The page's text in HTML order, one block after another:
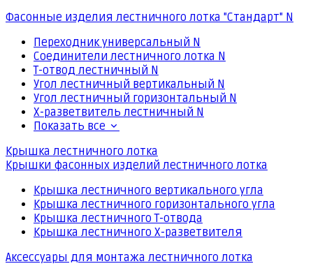
Фасонные изделия лестничного лотка "Стандарт" N
Переходник универсальный N
Соединители лестничного лотка N
Т-отвод лестничный N
Угол лестничный вертикальный N
Угол лестничный горизонтальный N
Х-разветвитель лестничный N
Показать все
Крышка лестничного лотка
Крышки фасонных изделий лестничного лотка
Крышка лестничного вертикального угла
Крышка лестничного горизонтального угла
Крышка лестничного Т-отвода
Крышка лестничного Х-разветвителя
Аксессуары для монтажа лестничного лотка